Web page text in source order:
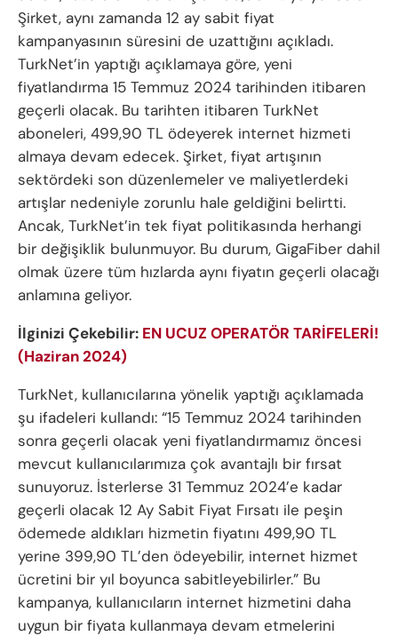
Şirket, aynı zamanda 12 ay sabit fiyat
kampanyasının süresini de uzattığını açıkladı.
TurkNet’in yaptığı açıklamaya göre, yeni
fiyatlandırma 15 Temmuz 2024 tarihinden itibaren
geçerli olacak. Bu tarihten itibaren TurkNet
aboneleri, 499,90 TL ödeyerek internet hizmeti
almaya devam edecek. Şirket, fiyat artışının
sektördeki son düzenlemeler ve maliyetlerdeki
artışlar nedeniyle zorunlu hale geldiğini belirtti.
Ancak, TurkNet’in tek fiyat politikasında herhangi
bir değişiklik bulunmuyor. Bu durum, GigaFiber dahil
olmak üzere tüm hızlarda aynı fiyatın geçerli olacağı
anlamına geliyor.
İlginizi Çekebilir: EN UCUZ OPERATÖR TARİFELERİ!
(Haziran 2024)
TurkNet, kullanıcılarına yönelik yaptığı açıklamada
şu ifadeleri kullandı: “15 Temmuz 2024 tarihinden
sonra geçerli olacak yeni fiyatlandırmamız öncesi
mevcut kullanıcılarımıza çok avantajlı bir fırsat
sunuyoruz. İsterlerse 31 Temmuz 2024’e kadar
geçerli olacak 12 Ay Sabit Fiyat Fırsatı ile peşin
ödemede aldıkları hizmetin fiyatını 499,90 TL
yerine 399,90 TL’den ödeyebilir, internet hizmet
ücretini bir yıl boyunca sabitleyebilirler.” Bu
kampanya, kullanıcıların internet hizmetini daha
uygun bir fiyata kullanmaya devam etmelerini